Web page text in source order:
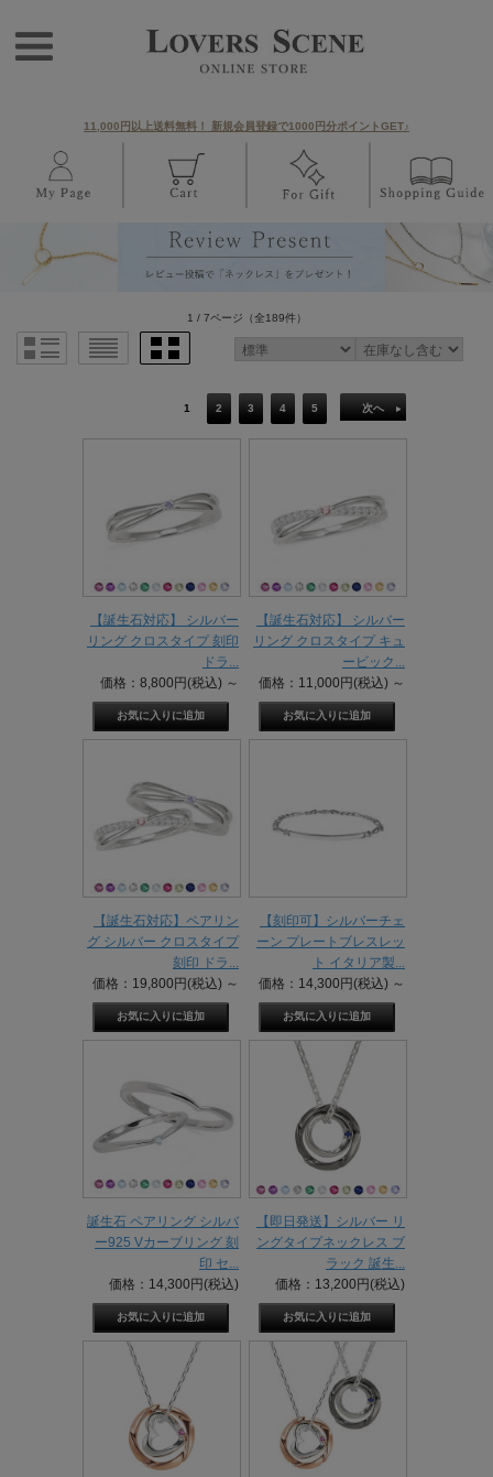
11,000円以上送料無料！ 新規会員登録で1000円分ポイントGET♪
1 / 7ページ （全189件）
1 2 3 4 5 次へ
【誕生石対応】 シルバー
リング クロスタイプ 刻印
ドラ...
価格：8,800円(税込) ～
【誕生石対応】 シルバー
リング クロスタイプ キュ
ービック...
価格：11,000円(税込) ～
【誕生石対応】ペアリン
グ シルバー クロスタイプ
刻印 ドラ...
価格：19,800円(税込) ～
【刻印可】シルバーチェ
ーン プレートブレスレッ
ト イタリア製...
価格：14,300円(税込) ～
誕生石 ペアリング シルバ
ー925 Vカーブリング 刻
印 セ...
価格：14,300円(税込)
【即日発送】シルバー リ
ングタイプネックレス ブ
ラック 誕生...
価格：13,200円(税込)